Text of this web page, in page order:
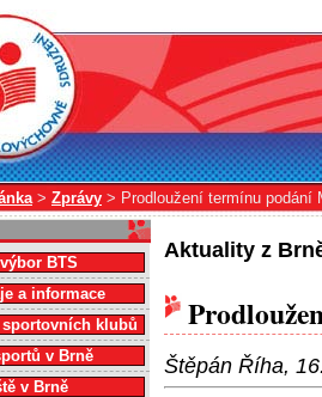
> Zprávy > Prodloužení termínu podání
Aktuality z
Štěpán Říha,
BTS
a informace
sportovních klubů
v Brně
v Brně